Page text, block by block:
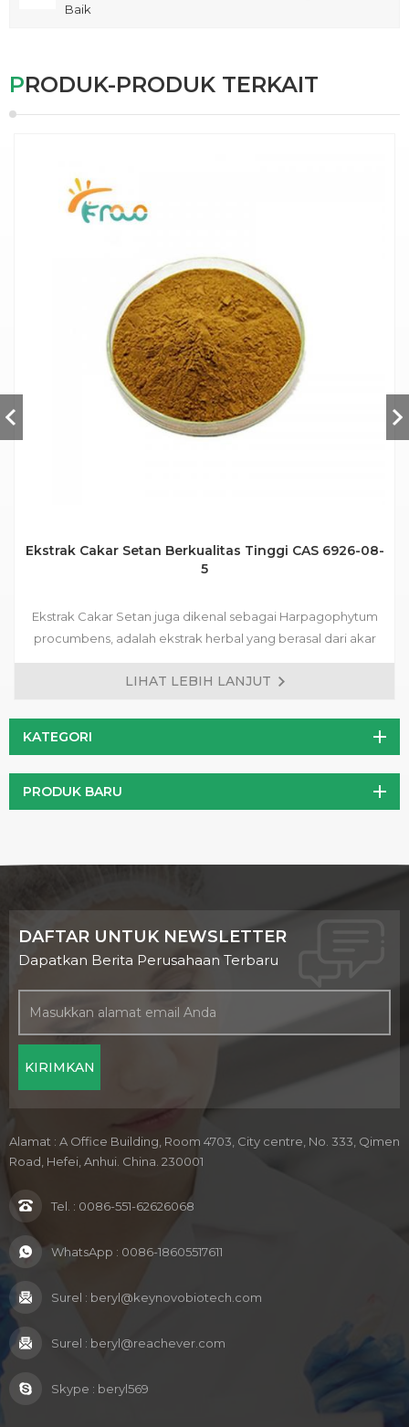
Baik
PRODUK-PRODUK TERKAIT
Ekstrak Cakar Setan Berkualitas Tinggi CAS 6926-08-
5
Ekstrak Cakar Setan juga dikenal sebagai Harpagophytum
procumbens, adalah ekstrak herbal yang berasal dari akar
tanaman asli Gurun Kalahari di Afrika Selatan. Ia memiliki
sejarah panjang dalam penggunaan tradisional dalam
Cakar Setan telah mendapatkan popularitas di seluruh dunia
LIHAT LEBIH LANJUT
KATEGORI
PRODUK BARU
DAFTAR UNTUK NEWSLETTER
Dapatkan Berita Perusahaan Terbaru
Alamat : A Office Building, Room 4703, City centre, No. 333, Qimen
Road, Hefei, Anhui. China. 230001
Tel. : 0086-551-62626068
WhatsApp : 0086-18605517611
Surel : beryl@keynovobiotech.com
Surel : beryl@reachever.com
Skype : beryl569